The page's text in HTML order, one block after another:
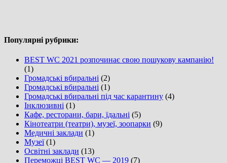
Популярні рубрики:
BEST WC 2021 розпочинає свою пошукову кампанію!
(1)
Громадські вбиральні (2)
Громадські вбиральні (1)
Громадські вбиральні під час карантину (4)
Інклюзивні (1)
Кафе, ресторани, бари, їдальні (5)
Кінотеатри (театри), музеї, зоопарки (9)
Медичні заклади (1)
Музеї(1)
Освітні заклади (13)
Переможці BEST WC — 2019 (7)